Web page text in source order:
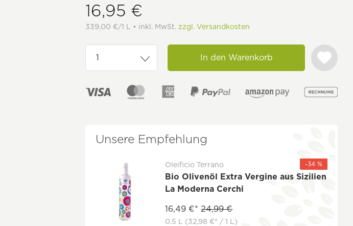
16,95 €
339,00 €/1 L • inkl. MwSt. zzgl. Versandkosten
In den Warenkorb
Unsere Empfehlung
-34 %
Oleificio Terrano
Bio Olivenöl Extra Vergine aus Sizilien
La Moderna Cerchi
16,49 €* 24,99 €
0.5 L (32,98 €* / 1 L)